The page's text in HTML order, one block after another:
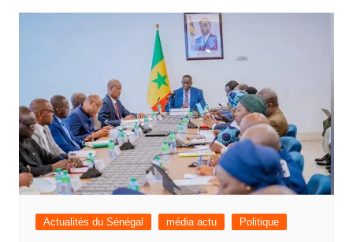
Actualités du Sénégal média actu Politique